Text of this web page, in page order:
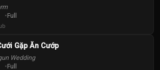
Full
Gặp Ăn Cướp
Wedding
Full